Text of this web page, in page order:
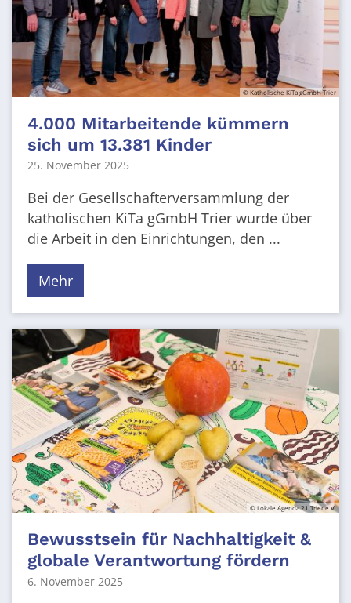
© Katholische KiTa gGmbH Trier
4.000 Mitarbeitende kümmern
sich um 13.381 Kinder
25. November 2025
Bei der Gesellschafterversammlung der
katholischen KiTa gGmbH Trier wurde über
die Arbeit in den Einrichtungen, den ...
Mehr
© Lokale Agenda 21 Trier e.V.
Bewusstsein für Nachhaltigkeit &
globale Verantwortung fördern
6. November 2025